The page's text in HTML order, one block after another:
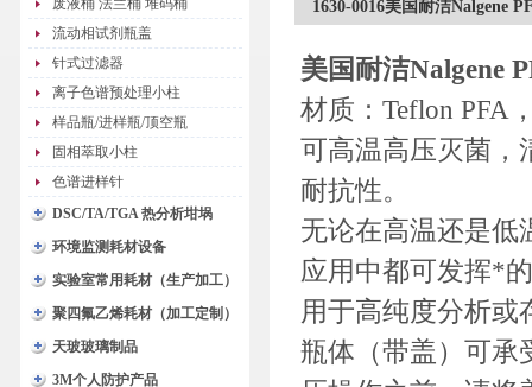
废液桶 法兰桶 堆码桶
流动相试剂瓶盖
针式过滤器
离子色谱预处理小柱
样品瓶/进样瓶/顶空瓶
固相萃取小柱
色谱进样针
DSC/TA/TGA 热分析坩埚
环境监测耗材设备
实验室常用耗材（生产加工）
聚四氟乙烯耗材（加工定制）
天玻玻璃制品
3M个人防护产品
1630-0016美国耐洁Nalgene
美国耐洁Nalgene
材质：Teflon PFA
可高温高压灭菌，
耐抗性。
无论在高温还是低
应用中都可发挥*
用于高纯度分析或
瓶体（带盖）可